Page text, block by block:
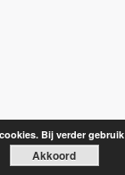
Bij verder gebruik
Akkoord